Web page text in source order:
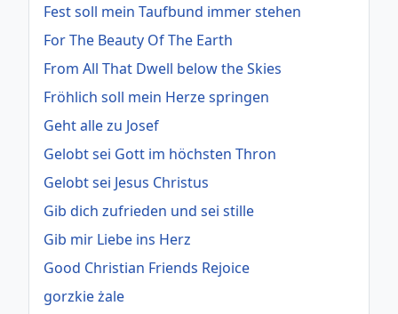
Fest soll mein Taufbund immer stehen
For The Beauty Of The Earth
From All That Dwell below the Skies
Fröhlich soll mein Herze springen
Geht alle zu Josef
Gelobt sei Gott im höchsten Thron
Gelobt sei Jesus Christus
Gib dich zufrieden und sei stille
Gib mir Liebe ins Herz
Good Christian Friends Rejoice
gorzkie żale